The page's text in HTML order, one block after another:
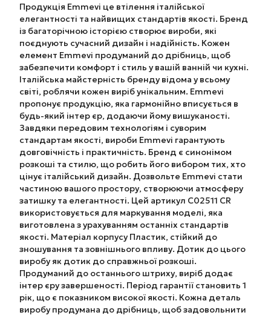
Продукція Emmevi це втілення італійської
елегантності та найвищих стандартів якості. Бренд
із багаторічною історією створює вироби, які
поєднують сучасний дизайн і надійність. Кожен
елемент Emmevi продуманий до дрібниць, щоб
забезпечити комфорт і стиль у вашій ванній чи кухні.
Італійська майстерність бренду відома у всьому
світі, роблячи кожен виріб унікальним. Emmevi
пропонує продукцію, яка гармонійно вписується в
будь-який інтер єр, додаючи йому вишуканості.
Завдяки передовим технологіям і суворим
стандартам якості, вироби Emmevi гарантують
довговічність і практичність. Бренд є синонімом
розкоші та стилю, що робить його вибором тих, хто
цінує італійський дизайн. Дозвольте Emmevi стати
частиною вашого простору, створюючи атмосферу
затишку та елегантності. Цей артикул C02511 CR
використовується для маркування моделі, яка
виготовлена з урахуванням останніх стандартів
якості. Матеріал корпусу Пластик, стійкий до
зношування та зовнішнього впливу. Дотик до цього
виробу як дотик до справжньої розкоші.
Продуманий до останнього штриху, виріб додає
інтер єру завершеності. Період гарантії становить 1
рік, що є показником високої якості. Кожна деталь
виробу продумана до дрібниць, щоб задовольнити